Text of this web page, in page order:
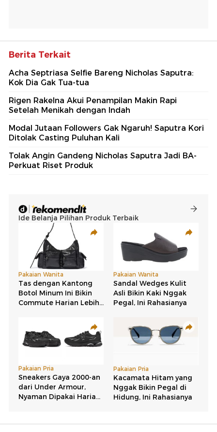
Berita Terkait
Acha Septriasa Selfie Bareng Nicholas Saputra:
Kok Dia Gak Tua-tua
Rigen Rakelna Akui Penampilan Makin Rapi
Setelah Menikah dengan Indah
Modal Jutaan Followers Gak Ngaruh! Saputra Kori
Ditolak Casting Puluhan Kali
Tolak Angin Gandeng Nicholas Saputra Jadi BA-
Perkuat Riset Produk